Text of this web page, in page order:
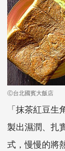
Ⓒ台北國賓大飯店
「抹茶紅豆
製出濕潤、扎
式，慢慢的將